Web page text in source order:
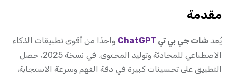
مقدمة
يُعد شات جي بي تي ChatGPT واحدًا من أقوى تطبيقات الذكاء
الاصطناعي للمحادثة وتوليد المحتوى. في نسخة 2025، حصل
التطبيق على تحسينات كبيرة في دقة الفهم وسرعة الاستجابة،